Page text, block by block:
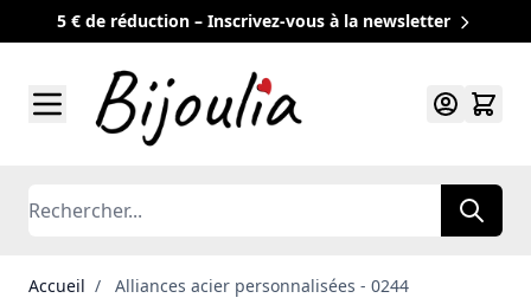
5 € de réduction – Inscrivez-vous à la newsletter
Rechercher
Accueil / Alliances acier personnalisées - 0244